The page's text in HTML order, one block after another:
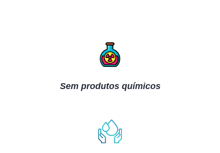
Sem produtos químicos